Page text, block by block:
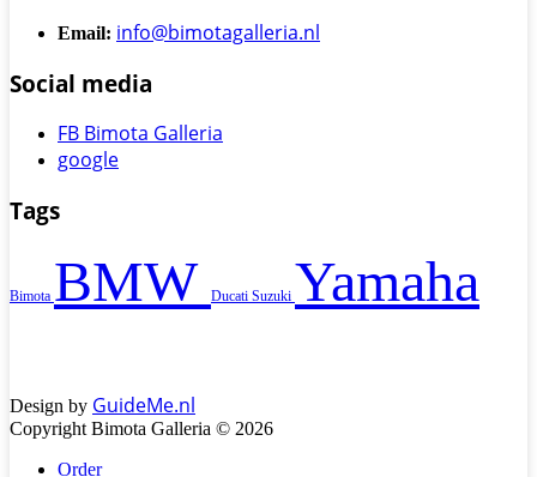
Email: info@bimotagalleria.nl
Social media
FB Bimota Galleria
google
Tags
Bimota BMW Ducati Suzuki Yamaha
Design by GuideMe.nl
Copyright Bimota Galleria © 2026
Order